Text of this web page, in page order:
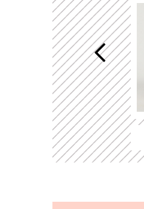
נר לבן חלק 24 ס"מ